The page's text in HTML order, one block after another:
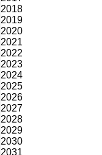
2018
2019
2020
2021
2022
2023
2024
2025
2026
2027
2028
2029
2030
2031